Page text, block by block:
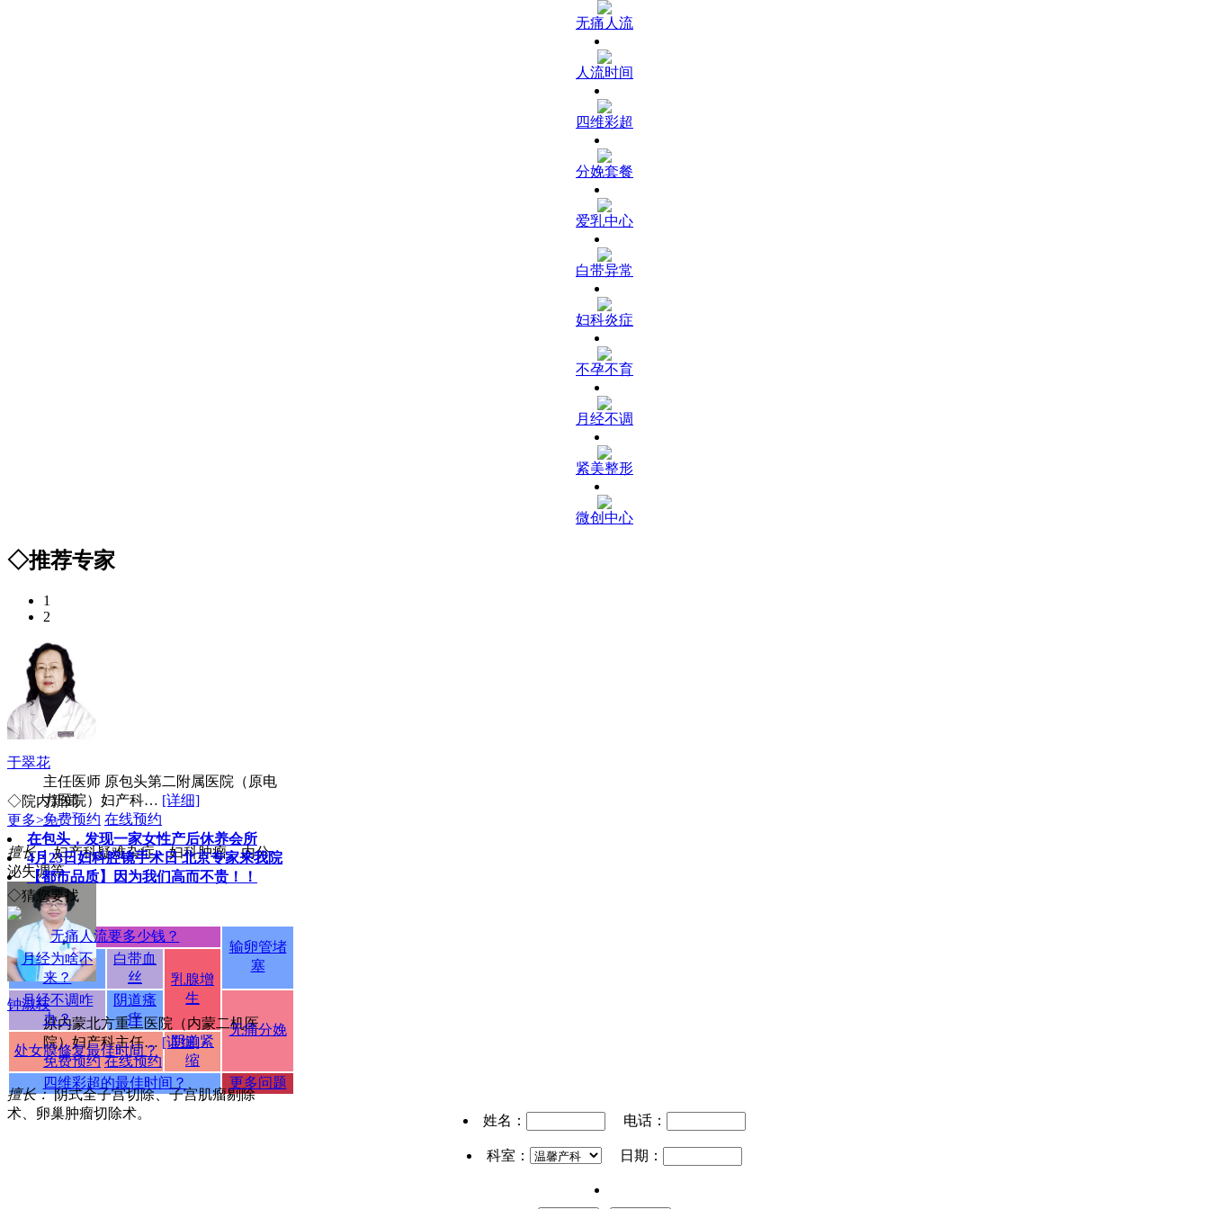
无痛人流
人流时间
四维彩超
分娩套餐
爱乳中心
白带异常
妇科炎症
不孕不育
月经不调
紧美整形
微创中心
◇推荐专家
1
2
于翠花
主任医师 原包头第二附属医院（原电
力医院）妇产科… [详细]
免费预约 在线预约
擅长：妇产科疑难杂症、妇科肿瘤、内分
泌失调等
钟淑枝
原内蒙北方重工医院（内蒙二机医
院）妇产科主任… [详细]
免费预约 在线预约
擅长：阴式全子宫切除、子宫肌瘤剔除
术、卵巢肿瘤切除术。
◇院内新闻
更多>>>
在包头，发现一家女性产后休养会所
4月23日妇科腔镜手术日 北京专家来我院
【都市品质】因为我们高而不贵！！
◇猜您要找
无痛人流要多少钱？
输卵管堵
塞
月经为啥不
来？
白带血
丝
乳腺增
生
月经不调咋
办？
阴道瘙
痒
无痛分娩
处女膜修复最佳时间？
阴道紧
缩
四维彩超的最佳时间？
更多问题
姓名： 电话：
科室： 日期：